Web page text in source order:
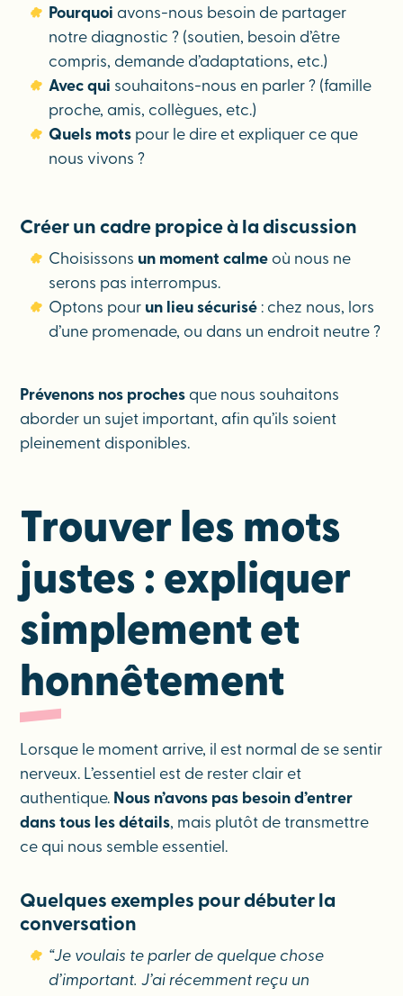
Pourquoi avons-nous besoin de partager
notre diagnostic ? (soutien, besoin d’être
compris, demande d’adaptations, etc.)
Avec qui souhaitons-nous en parler ? (famille
proche, amis, collègues, etc.)
Quels mots pour le dire et expliquer ce que
nous vivons ?
Créer un cadre propice à la discussion
Choisissons un moment calme où nous ne
serons pas interrompus.
Optons pour un lieu sécurisé : chez nous, lors
d’une promenade, ou dans un endroit neutre ?
Prévenons nos proches que nous souhaitons
aborder un sujet important, afin qu’ils soient
pleinement disponibles.
Trouver les mots
justes : expliquer
simplement et
honnêtement
Lorsque le moment arrive, il est normal de se sentir
nerveux. L’essentiel est de rester clair et
authentique. Nous n’avons pas besoin d’entrer
dans tous les détails, mais plutôt de transmettre
ce qui nous semble essentiel.
Quelques exemples pour débuter la
conversation
“Je voulais te parler de quelque chose
d’important. J’ai récemment reçu un